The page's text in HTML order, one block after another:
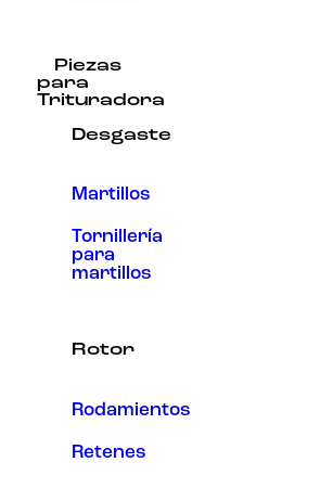
Piezas
para
Trituradora
Desgaste
Martillos
Tornillería
para
martillos
Rotor
Rodamientos
Retenes